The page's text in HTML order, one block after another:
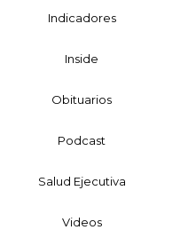
Indicadores
Inside
Obituarios
Podcast
Salud Ejecutiva
Videos